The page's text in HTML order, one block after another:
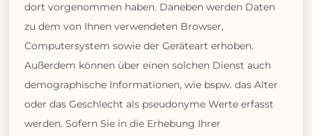
dort vorgenommen haben. Daneben werden Daten
zu dem von Ihnen verwendeten Browser,
Computersystem sowie der Geräteart erhoben.
Außerdem können über einen solchen Dienst auch
demographische Informationen, wie bspw. das Alter
oder das Geschlecht als pseudonyme Werte erfasst
werden. Sofern Sie in die Erhebung Ihrer